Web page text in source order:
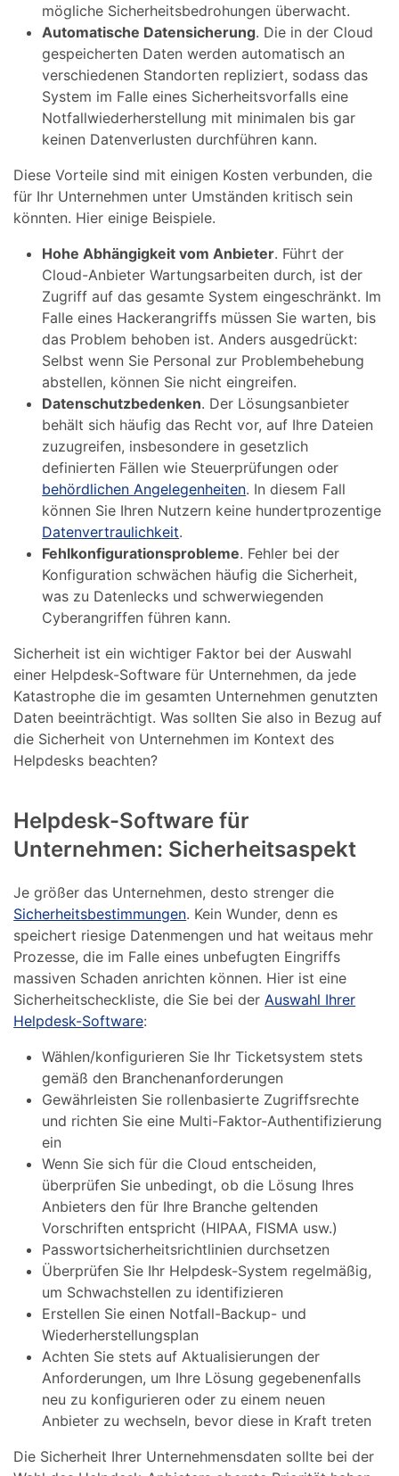
mögliche Sicherheitsbedrohungen überwacht.
Automatische Datensicherung. Die in der Cloud
gespeicherten Daten werden automatisch an
verschiedenen Standorten repliziert, sodass das
System im Falle eines Sicherheitsvorfalls eine
Notfallwiederherstellung mit minimalen bis gar
keinen Datenverlusten durchführen kann.
Diese Vorteile sind mit einigen Kosten verbunden, die
für Ihr Unternehmen unter Umständen kritisch sein
könnten. Hier einige Beispiele.
Hohe Abhängigkeit vom Anbieter. Führt der
Cloud-Anbieter Wartungsarbeiten durch, ist der
Zugriff auf das gesamte System eingeschränkt. Im
Falle eines Hackerangriffs müssen Sie warten, bis
das Problem behoben ist. Anders ausgedrückt:
Selbst wenn Sie Personal zur Problembehebung
abstellen, können Sie nicht eingreifen.
Datenschutzbedenken. Der Lösungsanbieter
behält sich häufig das Recht vor, auf Ihre Dateien
zuzugreifen, insbesondere in gesetzlich
definierten Fällen wie Steuerprüfungen oder
behördlichen Angelegenheiten. In diesem Fall
können Sie Ihren Nutzern keine hundertprozentige
Datenvertraulichkeit.
Fehlkonfigurationsprobleme. Fehler bei der
Konfiguration schwächen häufig die Sicherheit,
was zu Datenlecks und schwerwiegenden
Cyberangriffen führen kann.
Sicherheit ist ein wichtiger Faktor bei der Auswahl
einer Helpdesk-Software für Unternehmen, da jede
Katastrophe die im gesamten Unternehmen genutzten
Daten beeinträchtigt. Was sollten Sie also in Bezug auf
die Sicherheit von Unternehmen im Kontext des
Helpdesks beachten?
Helpdesk-Software für
Unternehmen: Sicherheitsaspekt
Je größer das Unternehmen, desto strenger die
Sicherheitsbestimmungen. Kein Wunder, denn es
speichert riesige Datenmengen und hat weitaus mehr
Prozesse, die im Falle eines unbefugten Eingriffs
massiven Schaden anrichten können. Hier ist eine
Sicherheitscheckliste, die Sie bei derAuswahl Ihrer
Helpdesk-Software:
Wählen/konfigurieren Sie Ihr Ticketsystem stets
gemäß den Branchenanforderungen
Gewährleisten Sie rollenbasierte Zugriffsrechte
und richten Sie eine Multi-Faktor-Authentifizierung
ein
Wenn Sie sich für die Cloud entscheiden,
überprüfen Sie unbedingt, ob die Lösung Ihres
Anbieters den für Ihre Branche geltenden
Vorschriften entspricht (HIPAA, FISMA usw.)
Passwortsicherheitsrichtlinien durchsetzen
Überprüfen Sie Ihr Helpdesk-System regelmäßig,
um Schwachstellen zu identifizieren
Erstellen Sie einen Notfall-Backup- und
Wiederherstellungsplan
Achten Sie stets auf Aktualisierungen der
Anforderungen, um Ihre Lösung gegebenenfalls
neu zu konfigurieren oder zu einem neuen
Anbieter zu wechseln, bevor diese in Kraft treten
Die Sicherheit Ihrer Unternehmensdaten sollte bei der